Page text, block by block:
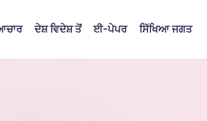
ਦੇਸ਼ ਵਿਦੇਸ਼ ਤੋਂ ਈ-ਪੇਪਰ ਸਿੱਖਿਆ ਜਗਤ